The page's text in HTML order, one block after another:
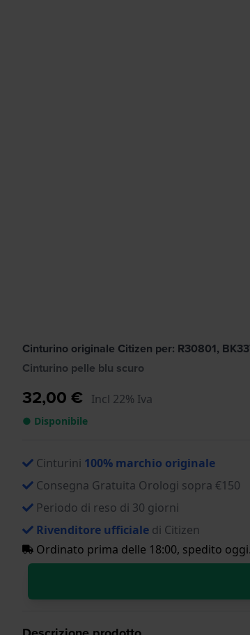
Cinturino originale Citizen per: R30801,
Cinturino pelle blu scuro
32,00 € Incl 22% Iva
● Disponibile
Cinturini 100% marchio originale
Consegna Gratuita Orologi sopra €150
Periodo di reso di 30 giorni
Rivenditore ufficiale di Citizen
Ordinato prima delle 18:00, spedito oggi.